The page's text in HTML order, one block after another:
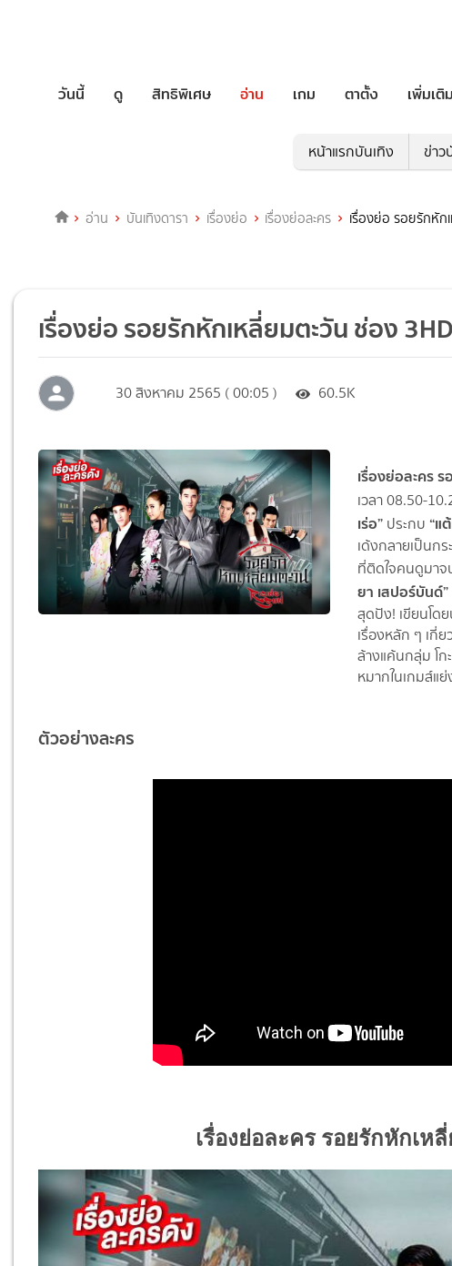
วันนี้ ดู สิทธิพิเศษ อ่าน เกม ตาตั้ง เพิ่มเติม
หน้าแรกบันเทิง ข่าว
อ่าน บันเทิงดารา เรื่องย่อ เรื่องย่อละคร เรื่องย่อ รอยรักหั
เรื่องย่อ รอยรักหักเหลี่ยมตะวัน ช่อง
30 สิงหาคม 2565 ( 00:05 ) 60.5K
เรื่องย่อละคร
เวลา 08.50-
เร่อ” ประกบ “แ
เด้งกลายเป็นก
ที่ติดใจคนดูมา
ยา เสปอร์บันด์”
สุดปัง! เขียนโด
เรื่องหลัก ๆ เกี่
ล้างแค้นกลุ่ม โก
หมากในเกมส์แ
ตัวอย่างละคร
เรื่องย่อละคร รอยรักหักเห